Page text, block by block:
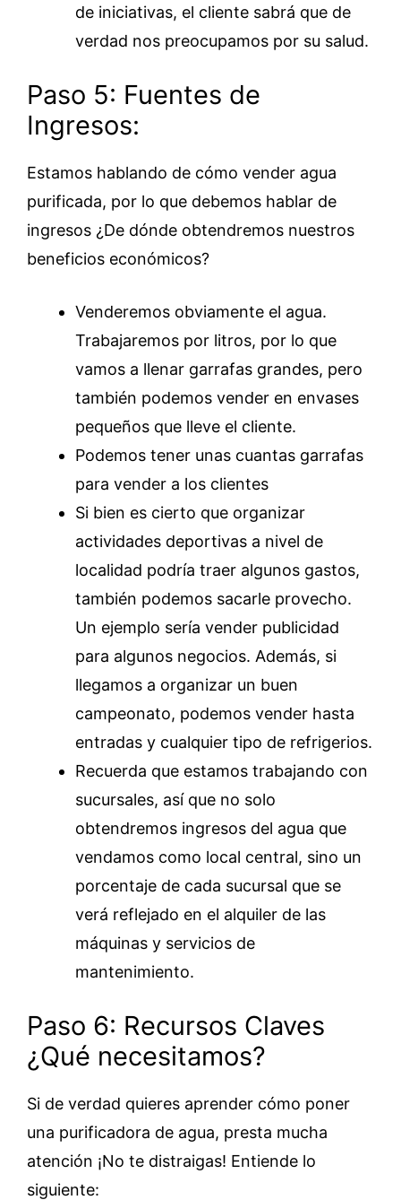
de iniciativas, el cliente sabrá que de
verdad nos preocupamos por su salud.
Paso 5: Fuentes de
Ingresos:
Estamos hablando de cómo vender agua
purificada, por lo que debemos hablar de
ingresos ¿De dónde obtendremos nuestros
beneficios económicos?
Venderemos obviamente el agua.
Trabajaremos por litros, por lo que
vamos a llenar garrafas grandes, pero
también podemos vender en envases
pequeños que lleve el cliente.
Podemos tener unas cuantas garrafas
para vender a los clientes
Si bien es cierto que organizar
actividades deportivas a nivel de
localidad podría traer algunos gastos,
también podemos sacarle provecho.
Un ejemplo sería vender publicidad
para algunos negocios. Además, si
llegamos a organizar un buen
campeonato, podemos vender hasta
entradas y cualquier tipo de refrigerios.
Recuerda que estamos trabajando con
sucursales, así que no solo
obtendremos ingresos del agua que
vendamos como local central, sino un
porcentaje de cada sucursal que se
verá reflejado en el alquiler de las
máquinas y servicios de
mantenimiento.
Paso 6: Recursos Claves
¿Qué necesitamos?
Si de verdad quieres aprender cómo poner
una purificadora de agua, presta mucha
atención ¡No te distraigas! Entiende lo
siguiente: